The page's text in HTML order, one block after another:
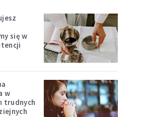
się w
w
trudnych